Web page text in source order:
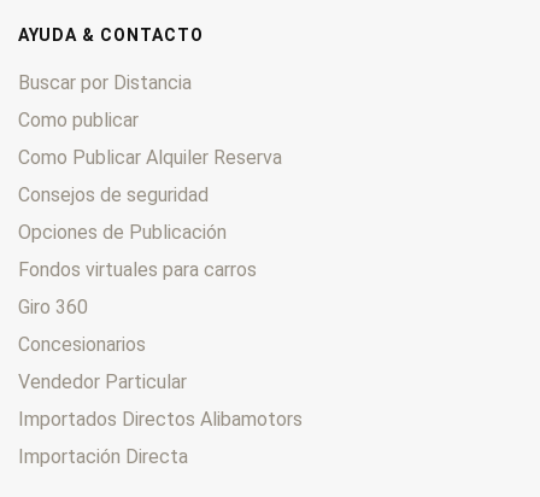
AYUDA & CONTACTO
Buscar por Distancia
Como publicar
Como Publicar Alquiler Reserva
Consejos de seguridad
Opciones de Publicación
Fondos virtuales para carros
Giro 360
Concesionarios
Vendedor Particular
Importados Directos Alibamotors
Importación Directa